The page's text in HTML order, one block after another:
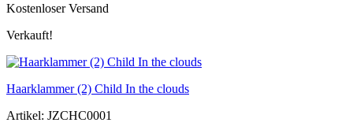
Kostenloser Versand
Verkauft!
Haarklammer (2) Child In the clouds
Artikel: JZCHC0001